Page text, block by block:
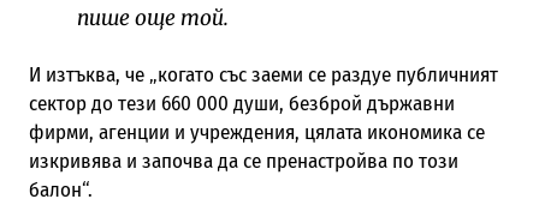
пише още той.
И изтъква, че „когато със заеми се раздуе публичният
сектор до тези 660 000 души, безброй държавни
фирми, агенции и учреждения, цялата икономика се
изкривява и започва да се пренастройва по този
балон“.